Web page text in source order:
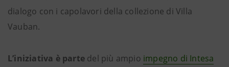
dialogo con i capolavori della collezione di Villa
Vauban.
L’iniziativa è parte del più ampio impegno di Intesa